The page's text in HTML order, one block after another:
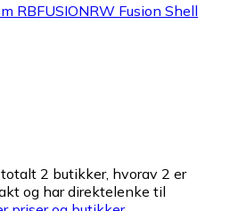
RBFUSIONRW Fusion Shell
2 butikker, hvorav 2 er
og har direktelenke til